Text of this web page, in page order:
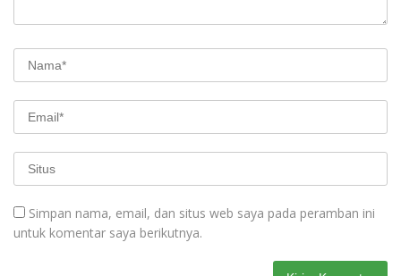
Simpan nama, email, dan situs web saya pada peramban ini
untuk komentar saya berikutnya.